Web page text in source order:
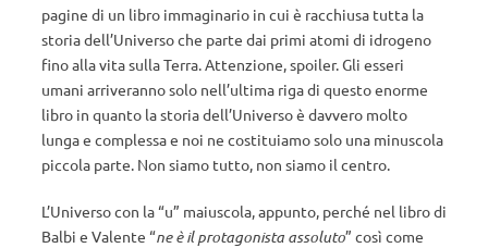
pagine di un libro immaginario in cui è racchiusa tutta la
storia dell’Universo che parte dai primi atomi di idrogeno
fino alla vita sulla Terra. Attenzione, spoiler. Gli esseri
umani arriveranno solo nell’ultima riga di questo enorme
libro in quanto la storia dell’Universo è davvero molto
lunga e complessa e noi ne costituiamo solo una minuscola
piccola parte. Non siamo tutto, non siamo il centro.
L’Universo con la “u” maiuscola, appunto, perché nel libro di
Balbi e Valente “ne è il protagonista assoluto” così come